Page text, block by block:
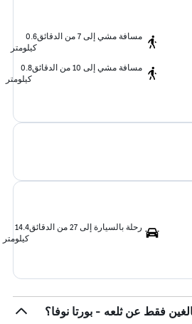
مسافة مشي إلى 7 من الدقائق
0.6
كيلومتر
مسافة مشي إلى 10 من الدقائق
0.8
كيلومتر
رحلة بالسيارة إلى 27 من الدقائق
14.4
كيلومتر
فقط عن ثلعه - بورتا نوفا؟